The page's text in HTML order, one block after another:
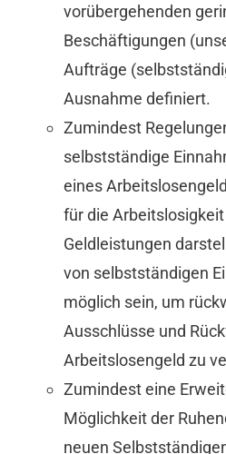
vorübergehenden
Beschäftigungen
Aufträge
Ausnahme definiert.
Zumindest
selbstständige
eines
für die
Geldleistungen
von selbstständigen
möglich sein, um
Ausschlüsse und
Arbeitslosengeld zu
Zumindest eine
Möglichkeit der
neuen